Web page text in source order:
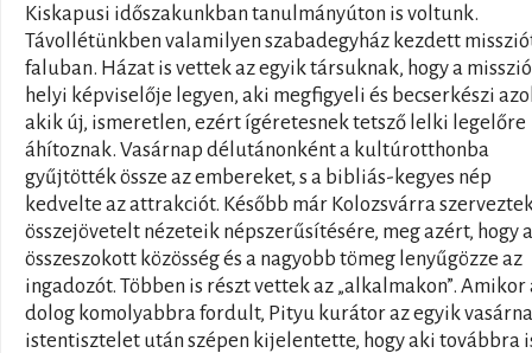
Kiskapusi időszakunkban tanulmányúton is voltunk.
Távollétünkben valamilyen szabadegyház kezdett
faluban. Házat is vettek az egyik társuknak, hogy a
helyi képviselője legyen, aki megfigyeli és becserkészi
akik új, ismeretlen, ezért ígéretesnek tetsző lelki legelőre
áhítoznak. Vasárnap délutánonként a kultúrotthonba
gyűjtötték össze az embereket, s a bibliás-kegyes nép
kedvelte az attrakciót. Később már Kolozsvárra
összejövetelt nézeteik népszerűsítésére, meg azért, hogy
összeszokott közösség és a nagyobb tömeg lenyűgözze az
ingadozót. Többen is részt vettek az „alkalmakon”. Amikor
dolog komolyabbra fordult, Pityu kurátor az egyik
istentisztelet után szépen kijelentette, hogy aki továbbra